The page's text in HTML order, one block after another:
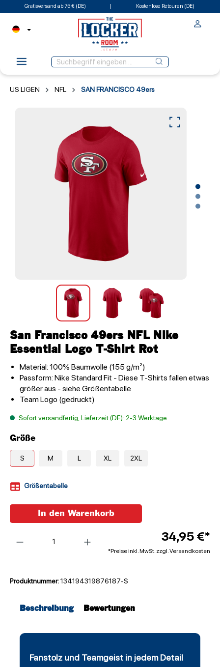
Gratisversand ab 75 € (DE) Kostenlose Retouren (DE)
US LIGEN NFL SAN FRANCISCO 49ers
San Francisco 49ers NFL Nike
Essential Logo T-Shirt Rot
Material: 100% Baumwolle (155 g/m²)
Passform: Nike Standard Fit - Diese T-Shirts fallen etwas
größer aus - siehe Größentabelle
Team Logo (gedruckt)
Sofort versandfertig, Lieferzeit (DE): 2-3 Werktage
Größe
S M L XL 2XL
Größentabelle
34,95 €*
*Preise inkl. MwSt. zzgl. Versandkosten
In den Warenkorb
Produktnummer:134194319876187-S
Beschreibung Bewertungen
Fanstolz und Teamgeist in jedem Detail